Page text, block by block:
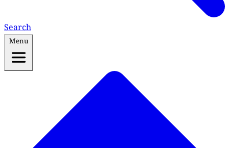
Search
Menu